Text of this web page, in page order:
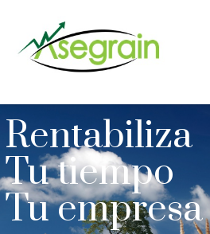
Rentabiliza
Tu tiempo
Tu empresa